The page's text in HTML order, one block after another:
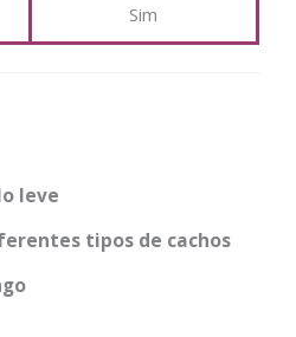
Sim
leve
tipos de cachos